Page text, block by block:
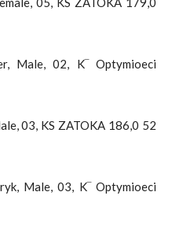
Male, 02, K‾ Optymioeci
03, KS ZATOKA 186,0 52
Male, 03, K‾ Optymioeci